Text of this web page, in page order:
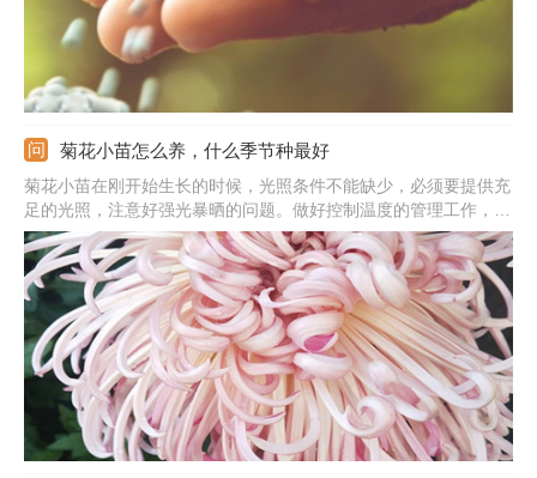
菊花小苗怎么养，什么季节种最好
菊花小苗在刚开始生长的时候，光照条件不能缺少，必须要提供充
足的光照，注意好强光暴晒的问题。做好控制温度的管理工作，温
度尽量保持在20-25℃左右。菊花小苗浇水时一定要注意好，生长
期保持土壤微微湿润。适当施肥能提供好养分，一个月施次稀释后
的复合肥，不要施浓肥或生肥。